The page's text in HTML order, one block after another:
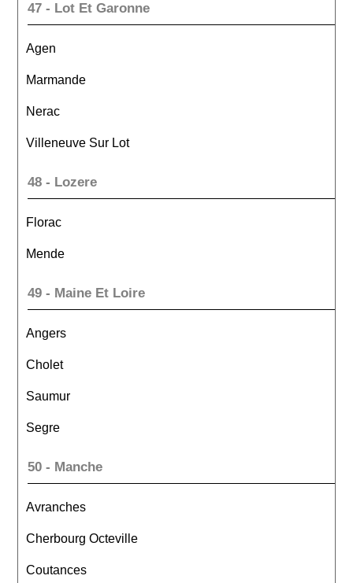
47 - Lot Et Garonne
Agen
Marmande
Nerac
Villeneuve Sur Lot
48 - Lozere
Florac
Mende
49 - Maine Et Loire
Angers
Cholet
Saumur
Segre
50 - Manche
Avranches
Cherbourg Octeville
Coutances